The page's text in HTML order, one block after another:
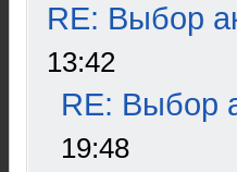
RE: Выбор
13:42
RE: Выбор
19:48